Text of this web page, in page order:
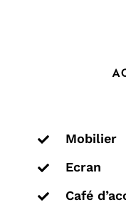
 Mobilier
 Ecran
 Café